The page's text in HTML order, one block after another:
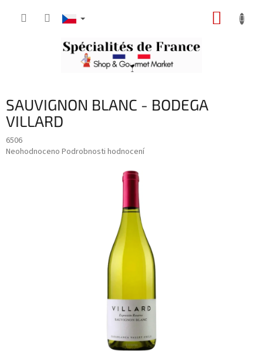
SAUVIGNON BLANC - BODEGA
VILLARD
6506
Průměrné
Neohodnoceno Podrobnosti hodnocení